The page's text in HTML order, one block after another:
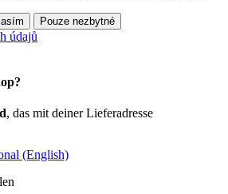
Pouze nezbytné
údajů
, das mit deiner Lieferadresse
(English)